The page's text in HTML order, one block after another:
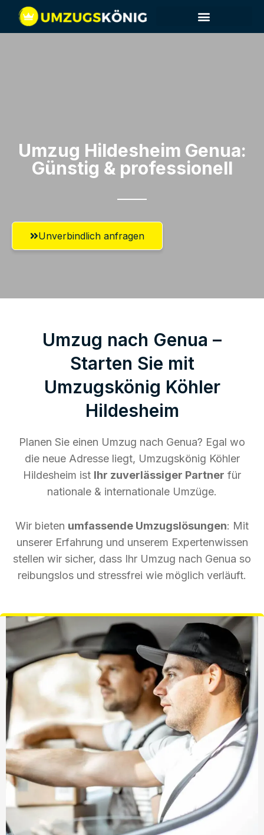
Umzug Hildesheim​ Genua:
Günstig & professionell​
Unverbindlich anfragen
Umzug nach Genua –
Starten Sie mit
Umzugskönig Köhler
Hildesheim
Planen Sie einen Umzug nach Genua? Egal wo
die neue Adresse liegt, Umzugskönig Köhler
Hildesheim ist Ihr zuverlässiger Partner für
nationale & internationale Umzüge.
Wir bieten umfassende Umzugslösungen: Mit
unserer Erfahrung und unserem Expertenwissen
stellen wir sicher, dass Ihr Umzug nach Genua so
reibungslos und stressfrei wie möglich verläuft.